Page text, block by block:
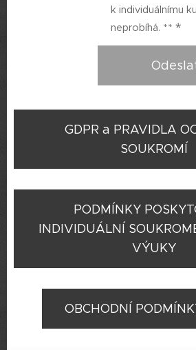
k individuálnímu
neprobíhá. **
GDPR a PRAVIDLA
SOUKROMÍ
PODMÍNKY
INDIVIDUÁLNÍ
VÝUKY
OBCHODNÍ